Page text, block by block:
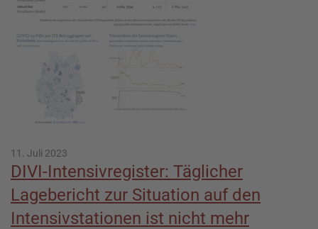
11. Juli 2023
DIVI-Intensivregister: Täglicher
Lagebericht zur Situation auf den
Intensivstationen ist nicht mehr